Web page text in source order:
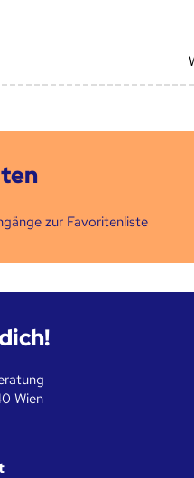
zur Favoritenliste
Wien